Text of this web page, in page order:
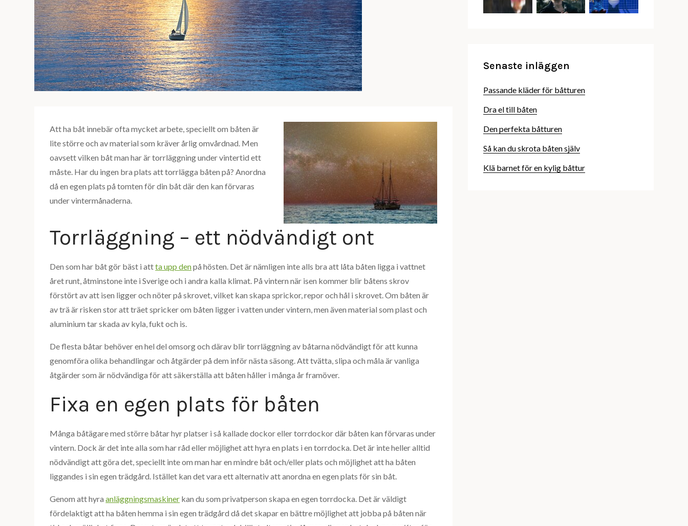
Att ha båt innebär ofta mycket arbete, speciellt om båten är
lite större och av material som kräver årlig omvårdnad. Men
oavsett vilken båt man har är torrläggning under vintertid ett
måste. Har du ingen bra plats att torrlägga båten på? Anordna
då en egen plats på tomten för din båt där den kan förvaras
under vintermånaderna.
Torrläggning – ett nödvändigt ont
Den som har båt gör bäst i attta upp denpå hösten. Det är nämligen inte alls bra att låta båten ligga i vattnet
året runt, åtminstone inte i Sverige och i andra kalla klimat. På vintern när isen kommer blir båtens skrov
förstört av att isen ligger och nöter på skrovet, vilket kan skapa sprickor, repor och hål i skrovet. Om båten är
av trä är risken stor att träet spricker om båten ligger i vatten under vintern, men även material som plast och
aluminium tar skada av kyla, fukt och is.
De flesta båtar behöver en hel del omsorgoch därav blir torrläggning av båtarna nödvändigt för att kunna
genomföra olika behandlingar och åtgärder på dem inför nästa säsong. Att tvätta, slipa och måla är vanliga
åtgärder som är nödvändiga för att säkerställa att båten håller i många år framöver.
Fixa en egen plats för båten
Många båtägare med större båtar hyr platser i så kallade dockor eller torrdockor där båten kan förvaras under
vintern. Dock är det inte alla som har råd eller möjlighet att hyra en plats i en torrdocka. Det är inte heller alltid
nödvändigt att göra det, speciellt inte om man har en mindre båt och/eller plats och möjlighet att ha båten
liggandes i sin egen trädgård. Istället kan det vara ett alternativ att anordna en egen plats för sin båt.
Genom att hyraanläggningsmaskiner kan du som privatperson skapa en egen torrdocka. Det är väldigt
fördelaktigt att ha båten hemma i sin egen trädgård då det skapar en bättre möjlighet att jobba på båten när
Senaste inläggen
Passande kläder för båtturen
Dra el till båten
Den perfekta båtturen
Så kan du skrota båten själv
Klä barnet för en kylig båttur